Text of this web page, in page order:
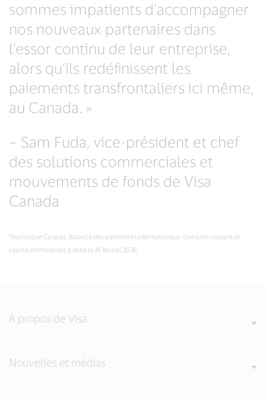
sommes impatients d’accompagner
nos nouveaux partenaires dans
l’essor continu de leur entreprise,
alors qu’ils redéfinissent les
paiements transfrontaliers ici même,
au Canada. »
– Sam Fuda, vice-président et chef
des solutions commerciales et
mouvements de fonds de Visa
Canada
¹Statistique Canada, Balance des paiements internationaux, comptes courant et
capital (trimestriel), publié le 26 février 2026.
À propos de Visa
Nouvelles et médias